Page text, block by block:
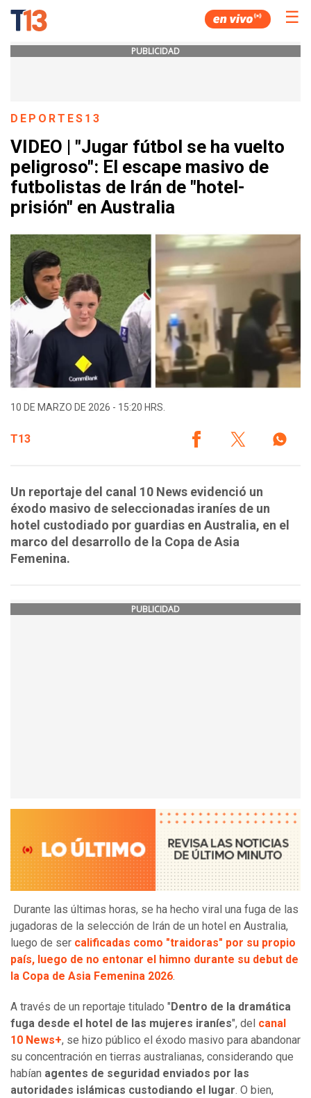
☰
PUBLICIDAD
DEPORTES13
VIDEO | "Jugar fútbol se ha vuelto
peligroso": El escape masivo de
futbolistas de Irán de "hotel-
prisión" en Australia
10 DE MARZO DE 2026 - 15:20 HRS.
T13
Un reportaje del canal 10 News evidenció un
éxodo masivo de seleccionadas iraníes de un
hotel custodiado por guardias en Australia, en el
marco del desarrollo de la Copa de Asia
Femenina.
PUBLICIDAD
Durante las últimas horas, se ha hecho viral una fuga de las
jugadoras de la selección de Irán de un hotel en Australia,
luego de ser calificadas como "traidoras" por su propio
país, luego de no entonar el himno durante su debut de
la Copa de Asia Femenina 2026.
A través de un reportaje titulado " Dentro de la dramática
fuga desde el hotel de las mujeres iraníes", del canal
10 News+, se hizo público el éxodo masivo para abandonar
su concentración en tierras australianas, considerando que
habían agentes de seguridad enviados por las
autoridades islámicas custodiando el lugar. O bien,